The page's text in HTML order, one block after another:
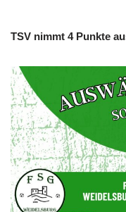
TSV nimmt 4 Punkte